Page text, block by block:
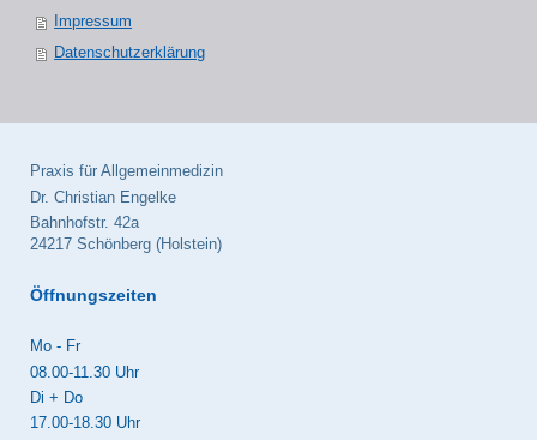
Impressum
Datenschutzerklärung
Praxis für Allgemeinmedizin
Dr. Christian Engelke
Bahnhofstr. 42a
24217 Schönberg (Holstein)
Öffnungszeiten
Mo - Fr
08.00-11.30 Uhr
Di + Do
17.00-18.30 Uhr